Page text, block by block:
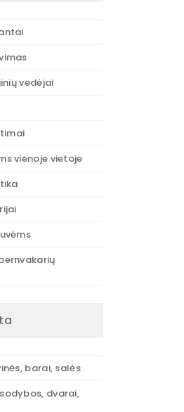
vedėjai
vienoje vietoje
barai, salės
dvarai,